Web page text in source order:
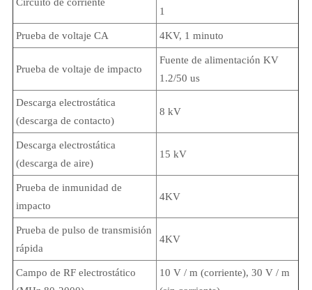
Circuito de corriente
1
Prueba de voltaje CA 4KV, 1 minuto
Prueba de voltaje de impacto
Fuente de alimentación KV
1.2/50 us
Descarga electrostática
(descarga de contacto)
8 kV
Descarga electrostática
(descarga de aire)
15 kV
Prueba de inmunidad de
impacto
4KV
Prueba de pulso de transmisión
rápida
4KV
Campo de RF electrostático
10 V / m (corriente), 30 V / m